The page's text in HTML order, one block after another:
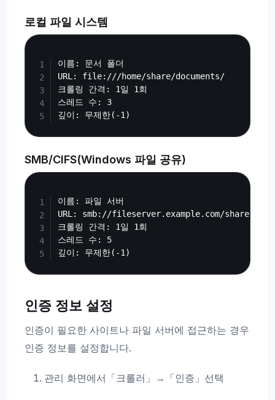
로컬 파일 시스템
이름: 문서 폴더
URL: file:///home/share/documents/
크롤링 간격: 1일 1회
스레드 수: 3
SMB/CIFS(Windows 파일 공유)
이름: 파일 서버
URL: smb://fileserver.example.com/share/
크롤링 간격: 1일 1회
스레드 수: 5
인증 정보 설정
인증이 필요한 사이트나 파일 서버에 접근하는 경우
인증 정보를 설정합니다.
관리 화면에서「크롤러」→「인증」선택